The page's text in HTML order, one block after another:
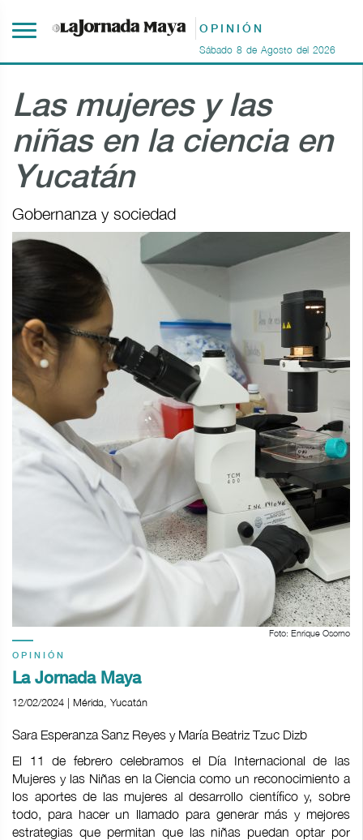
OPINIÓN
Sábado 8 de Agosto del 2026
Las mujeres y las
niñas en la ciencia en
Yucatán
Gobernanza y sociedad
Foto: Enrique Osorno
OPINIÓN
La Jornada Maya
12/02/2024 | Mérida, Yucatán
Sara Esperanza Sanz Reyes y María Beatriz Tzuc Dizb
El 11 de febrero celebramos el Día Internacional de las
Mujeres y las Niñas en la Ciencia como un reconocimiento a
los aportes de las mujeres al desarrollo científico y, sobre
todo, para hacer un llamado para generar más y mejores
estrategias que permitan que las niñas puedan optar por